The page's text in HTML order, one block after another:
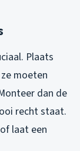
Plaats
moeten
dan de
recht staat.
laat een